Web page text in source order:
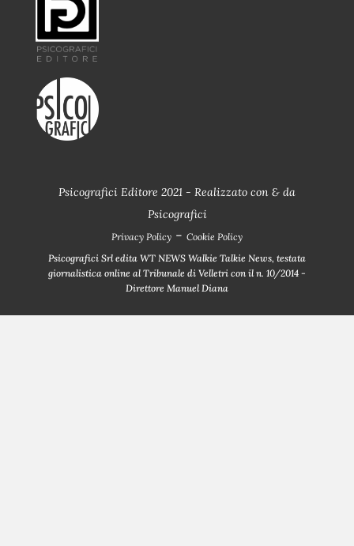
Psicografici Editore 2021 - Realizzato con & da
Psicografici
Privacy Policy - Cookie Policy
Psicografici Srl edita WT NEWS Walkie Talkie News, testata
giornalistica online al Tribunale di Velletri con il n. 10/2014 -
Direttore Manuel Diana